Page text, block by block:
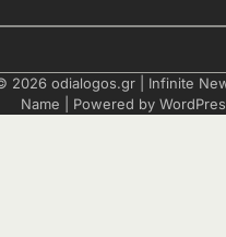
2026 odialogos.gr | Infinite
Name | Powered by